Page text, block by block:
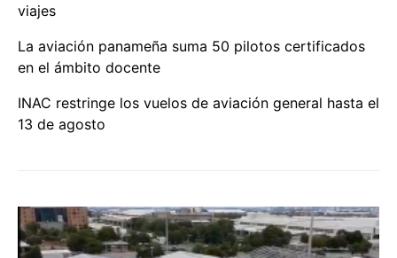
viajes
La aviación panameña suma 50 pilotos certificados
en el ámbito docente
INAC restringe los vuelos de aviación general hasta el
13 de agosto